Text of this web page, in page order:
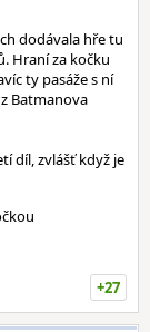
dodávala hře tu
Hraní za kočku
ty pasáže s ní
Batmanova
díl, zvlášť když je
+27